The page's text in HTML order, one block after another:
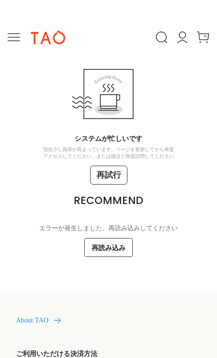
システムが忙しいです
現在少し負荷が高まっています。ページを更新してから再度
アクセスしてください、または後ほど再度訪問してください
再試行
RECOMMEND
エラーが発生しました。再読み込みしてください
再読み込み
About TAO
ご利用いただける決済方法